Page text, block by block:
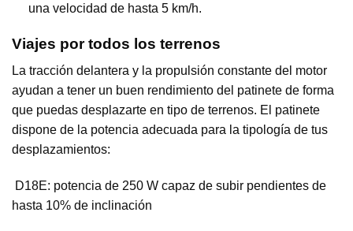
una velocidad de hasta 5 km/h.
Viajes por todos los terrenos
La tracción delantera y la propulsión constante del motor
ayudan a tener un buen rendimiento del patinete de forma
que puedas desplazarte en tipo de terrenos. El patinete
dispone de la potencia adecuada para la tipología de tus
desplazamientos:
 D18E: potencia de 250 W capaz de subir pendientes de
hasta 10% de inclinación